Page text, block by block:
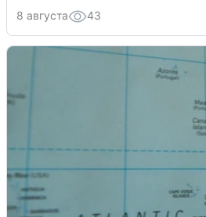
8 августа 43